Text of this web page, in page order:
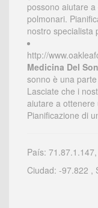
possono aiutare
polmonari.
nostro specialista
http://
Medicina Del
sonno è una
Lasciate che i
aiutare a
Pianificazione di
País:
Ciudad: -97.822 ,